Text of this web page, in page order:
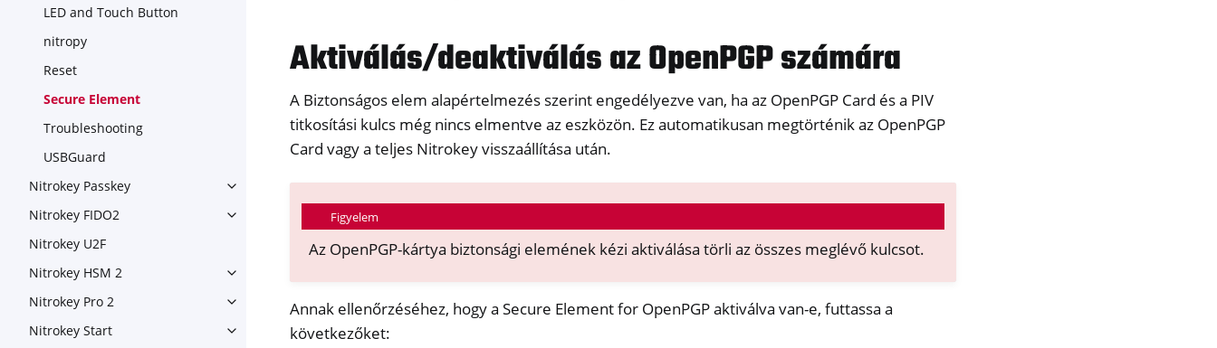
LED and Touch Button
nitropy
Reset
Secure Element
Troubleshooting
USBGuard
Nitrokey Passkey
Toggle navigation of Nitrokey Passkey
Nitrokey FIDO2
Toggle navigation of Nitrokey FIDO2
Nitrokey U2F
Nitrokey HSM 2
Toggle navigation of Nitrokey HSM 2
Nitrokey Pro 2
Toggle navigation of Nitrokey Pro 2
Nitrokey Start
Toggle navigation of Nitrokey Start
Aktiválás/deaktiválás az OpenPGP számára
A Biztonságos elem alapértelmezés szerint engedélyezve van, ha az OpenPGP Card és a PIV
titkosítási kulcs még nincs elmentve az eszközön. Ez automatikusan megtörténik az OpenPGP
Card vagy a teljes Nitrokey visszaállítása után.
Figyelem
Az OpenPGP-kártya biztonsági elemének kézi aktiválása törli az összes meglévő kulcsot.
Annak ellenőrzéséhez, hogy a Secure Element for OpenPGP aktiválva van-e, futtassa a
következőket: